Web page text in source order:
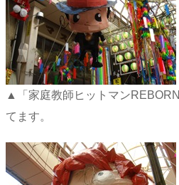
▲「家庭教師ヒットマン
てます。